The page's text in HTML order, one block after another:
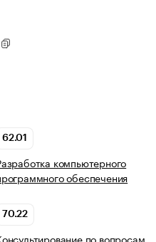
62.01
компьютерного
обеспечения
70.22
по вопросам